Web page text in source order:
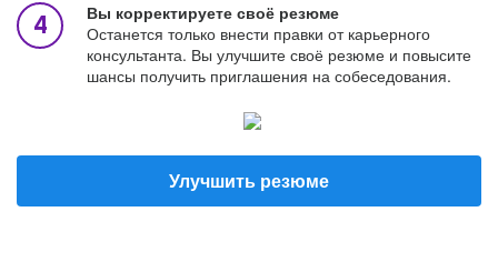
Вы корректируете своё резюме
Останется только внести правки от карьерного
консультанта. Вы улучшите своё резюме и повысите
шансы получить приглашения на собеседования.
Улучшить резюме